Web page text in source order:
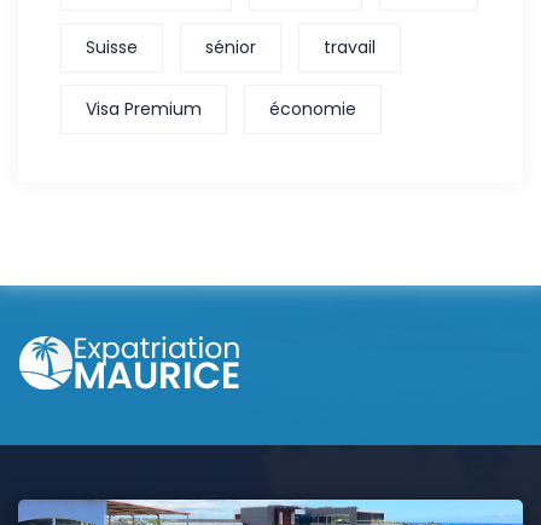
Suisse sénior travail
Visa Premium économie